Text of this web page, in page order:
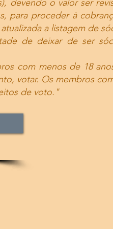
devendo o valor ser
para proceder à
a listagem de
de deixar de ser
com menos de 18
votar. Os membros
de voto."